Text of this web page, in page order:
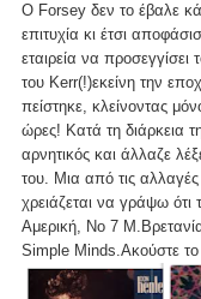
Ο Forsey δεν το έβαλε
επιτυχία κι έτσι
εταιρεία να
του Kerr(!)εκείνη την
πείστηκε, κλείνοντας
ώρες! Κατά τη διάρκεια
αρνητικός και άλλαζε
του. Μια από τις
χρειάζεται να γράψω ότι
Αμερική, Νο 7
Simple Minds.Ακούστε το